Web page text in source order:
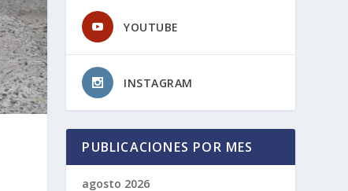
YOUTUBE
INSTAGRAM
PUBLICACIONES POR MES
agosto 2026